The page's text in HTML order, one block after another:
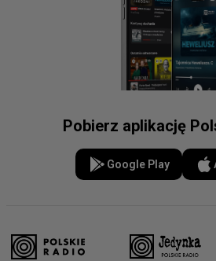
Pobierz aplikację
Google Play